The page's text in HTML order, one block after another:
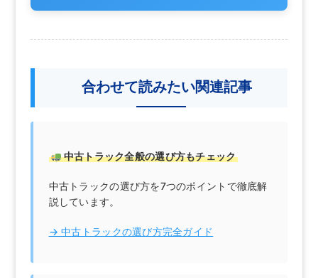
合わせて読みたい関連記事
中古トラック全般の選び方もチェック
中古トラックの選び方を7つのポイントで徹底解
説しています。
→ 中古トラックの選び方完全ガイド